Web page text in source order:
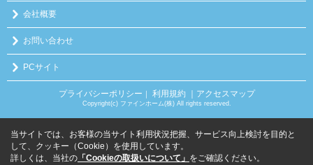
会社概要
お問い合わせ
PCサイト
プライバシーポリシー 利用規約 ｜アクセスマップ
Copyright(c) ファインホーム(株) All rights reserved.
当サイトでは、お客様の当サイト利用状況把握、サービス向上検討を目的と
して、クッキー（Cookie）を使用しています。
詳しくは、当社の 「Cookieの取扱いについて」 をご確認ください。